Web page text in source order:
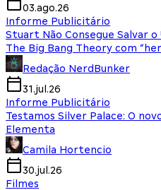
03.ago.26
Informe Publicitário
Stuart Não Consegue Salvar
The Big Bang Theory com
Redação NerdBunker
31.jul.26
Informe Publicitário
Testamos Silver Palace: O
Elementa
Camila Hortencio
30.jul.26
Filmes